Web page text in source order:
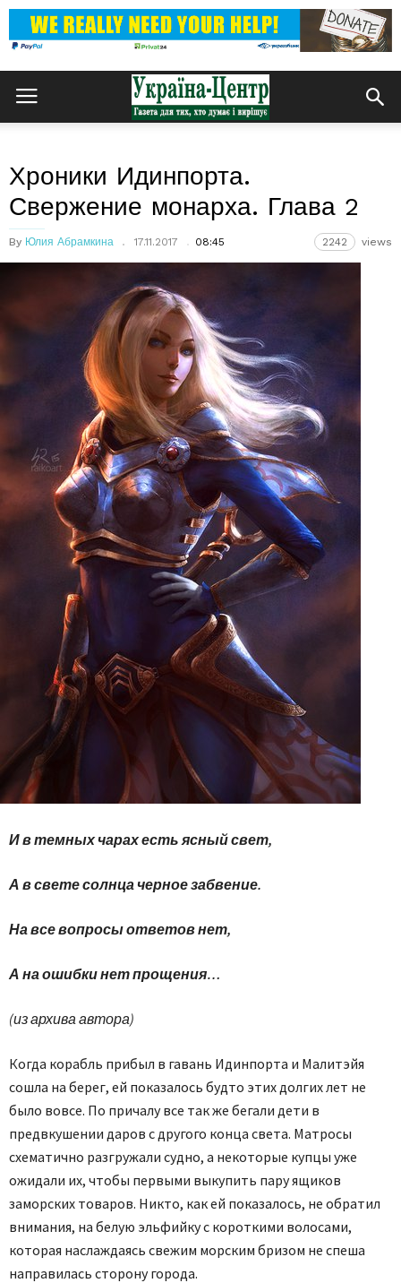
Хроники Идинпорта.
Свержение монарха. Глава 2
By Юлия Абрамкина 17.11.2017 08:45 2242 views
И в темных чарах есть ясный свет,
А в свете солнца черное забвение.
На все вопросы ответов нет,
А на ошибки нет прощения…
(из архива автора)
Когда корабль прибыл в гавань Идинпорта и Малитэйя
сошла на берег, ей показалось будто этих долгих лет не
было вовсе. По причалу все так же бегали дети в
предвкушении даров с другого конца света. Матросы
схематично разгружали судно, а некоторые купцы уже
ожидали их, чтобы первыми выкупить пару ящиков
заморских товаров. Никто, как ей показалось, не обратил
внимания, на белую эльфийку с короткими волосами,
которая наслаждаясь свежим морским бризом не спеша
направилась сторону города.